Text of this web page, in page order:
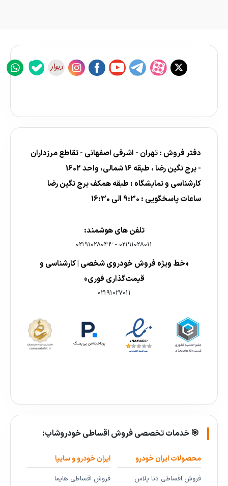
دفتر فروش : تهران - اشرفی اصفهانی - تقاطع مرزداران
- برج نگین رضا ، طبقه 16 شمالی، واحد 1602
کارشناسی و نمایشگاه : طبقه همکف برج نگین رضا
ساعات پاسخگویی : 9:30 الی 16:30
تلفن های هوشمند:
02191028011
-
02191028044
«خط ویژه فروش خودروی شخصی | کارشناسی و
قیمت‌گذاری فوری»
02191027011
🎯 خدمات تخصصی فروش اقساطی خودروشاپ:
محصولات ایران خودرو
فروش اقساطی دنا پلاس
ایران خودرو و سایپا
فروش اقساطی هایما